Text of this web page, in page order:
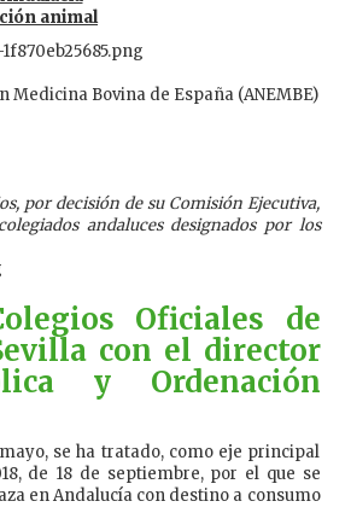
animal
Medicina Bovina de España (ANEMBE)
por decisión de su Comisión Ejecutiva,
andaluces designados por los
Oficiales de
con el director
y Ordenación
se ha tratado, como eje principal
de 18 de septiembre, por el que se
en Andalucía con destino a consumo